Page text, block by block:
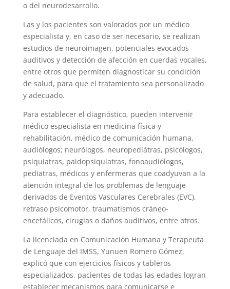
o del neurodesarrollo.
Las y los pacientes son valorados por un médico
especialista y, en caso de ser necesario, se realizan
estudios de neuroimagen, potenciales evocados
auditivos y detección de afección en cuerdas vocales,
entre otros que permiten diagnosticar su condición
de salud, para que el tratamiento sea personalizado
y adecuado.
Para establecer el diagnóstico, pueden intervenir
médico especialista en medicina física y
rehabilitación, médico de comunicación humana,
audiólogos; neurólogos, neuropediátras, psicólogos,
psiquiatras, paidopsiquiatras, fonoaudiólogos,
pediatras, médicos y enfermeras que coadyuvan a la
atención integral de los problemas de lenguaje
derivados de Eventos Vasculares Cerebrales (EVC),
retraso psicomotor, traumatismos cráneo-
encefálicos, cirugías o daños auditivos, entre otros.
La licenciada en Comunicación Humana y Terapeuta
de Lenguaje del IMSS, Yunuen Romero Gómez,
explicó que con ejercicios físicos y tableros
especializados, pacientes de todas las edades logran
establecer mecanismos para comunicarse e